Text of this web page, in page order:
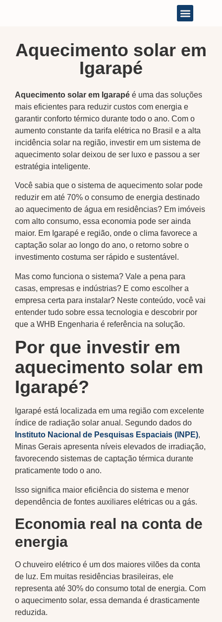
Aquecimento solar em
Igarapé
Aquecimento solar em Igarapé é uma das soluções
mais eficientes para reduzir custos com energia e
garantir conforto térmico durante todo o ano. Com o
aumento constante da tarifa elétrica no Brasil e a alta
incidência solar na região, investir em um sistema de
aquecimento solar deixou de ser luxo e passou a ser
estratégia inteligente.
Você sabia que o sistema de aquecimento solar pode
reduzir em até 70% o consumo de energia destinado
ao aquecimento de água em residências? Em imóveis
com alto consumo, essa economia pode ser ainda
maior. Em Igarapé e região, onde o clima favorece a
captação solar ao longo do ano, o retorno sobre o
investimento costuma ser rápido e sustentável.
Mas como funciona o sistema? Vale a pena para
casas, empresas e indústrias? E como escolher a
empresa certa para instalar? Neste conteúdo, você vai
entender tudo sobre essa tecnologia e descobrir por
que a WHB Engenharia é referência na solução.
Por que investir em
aquecimento solar em
Igarapé?
Igarapé está localizada em uma região com excelente
índice de radiação solar anual. Segundo dados do
Instituto Nacional de Pesquisas Espaciais (INPE),
Minas Gerais apresenta níveis elevados de irradiação,
favorecendo sistemas de captação térmica durante
praticamente todo o ano.
Isso significa maior eficiência do sistema e menor
dependência de fontes auxiliares elétricas ou a gás.
Economia real na conta de
energia
O chuveiro elétrico é um dos maiores vilões da conta
de luz. Em muitas residências brasileiras, ele
representa até 30% do consumo total de energia. Com
o aquecimento solar, essa demanda é drasticamente
reduzida.